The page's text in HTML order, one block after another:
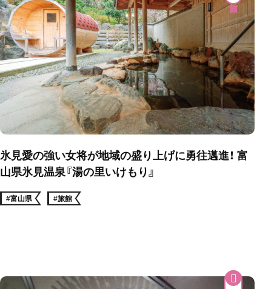
氷見愛の強い女将が地域の盛り上げに勇往邁進！ 富
山県氷見温泉『湯の里いけもり』
#富山県 #旅館